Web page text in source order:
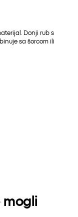
Donji rub s
sa šorcom ili
mogli